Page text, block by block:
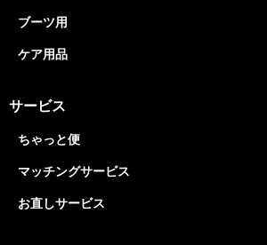
ブーツ用
ケア用品
サービス
ちゃっと便
マッチングサービス
お直しサービス